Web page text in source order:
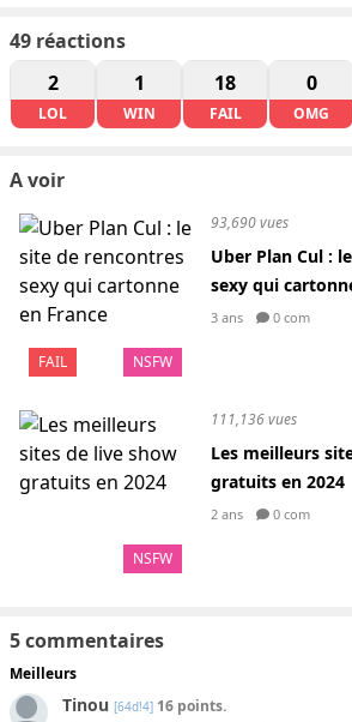
49 réactions
2
LOL
1
WIN
18
FAIL
0
OMG
A voir
FAIL NSFW
93,690 vues
Uber Plan Cul :
sexy qui
3 ans 0 com
NSFW
111,136 vues
Les meilleurs
gratuits en 2024
2 ans 0 com
5 commentaires
Meilleurs
Tinou [64d!4] 16 points.